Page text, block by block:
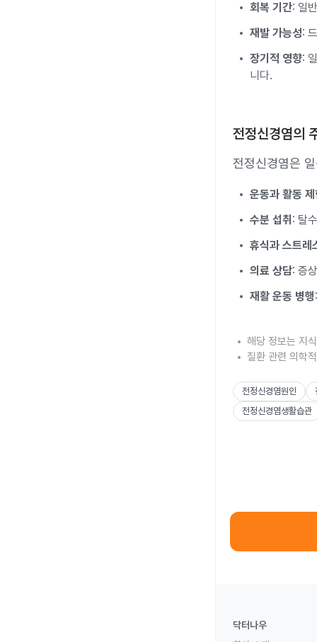
회복 기간: 일
재발 가능성:
장기적 영향:
니다.
전정신경염의
전정신경염은
운동과 활동
수분 섭취 : 탈
휴식과 스트레
의료 상담: 증
재활 운동 병행
해당 정보는 지
질환 관련 의학
전정신경염원인
전정신경염생활습관
닥터나우